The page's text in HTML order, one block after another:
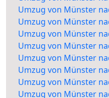
Umzug von Münster
Umzug von Münster
Umzug von Münster
Umzug von Münster
Umzug von Münster
Umzug von Münster
Umzug von Münster
Umzug von Münster